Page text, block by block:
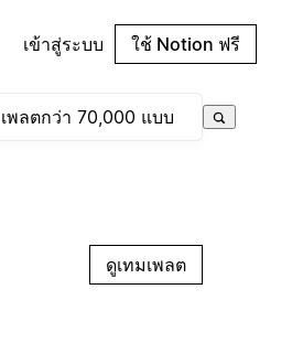
เข้าสู่ระบบ ใช้ Notion ฟรี
ดูเทมเพลต